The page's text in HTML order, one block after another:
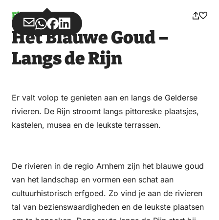
Fietsen
Deel
via
Deel
via
WhatsApp
Deel
op
Facebook
Deel
op
LinkedIn
Het Blauwe Goud –
Langs de Rijn
Er valt volop te genieten aan en langs de Gelderse
rivieren. De Rijn stroomt langs pittoreske plaatsjes,
kastelen, musea en de leukste terrassen.
De rivieren in de regio Arnhem zijn het blauwe goud
van het landschap en vormen een schat aan
cultuurhistorisch erfgoed. Zo vind je aan de rivieren
tal van bezienswaardigheden en de leukste plaatsen